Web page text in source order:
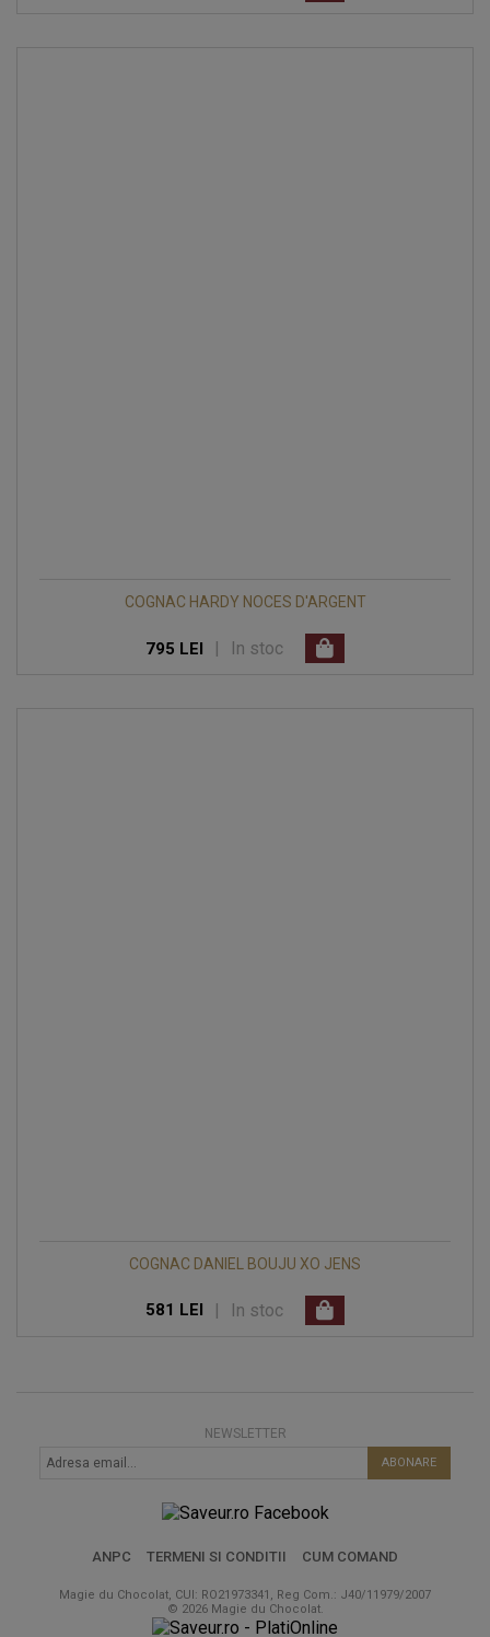
COGNAC HARDY NOCES D'ARGENT
795 LEI In stoc
COGNAC DANIEL BOUJU XO JENS
581 LEI | In stoc
NEWSLETTER
ABONARE
ANPC TERMENI SI CONDITII CUM COMAND
Magie du Chocolat, CUI: RO21973341, Reg Com.: J40/11979/2007
© 2026 Magie du Chocolat.